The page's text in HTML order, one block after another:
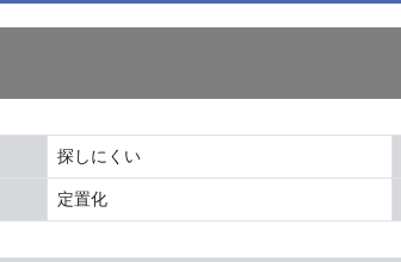
探しにくい
定置化